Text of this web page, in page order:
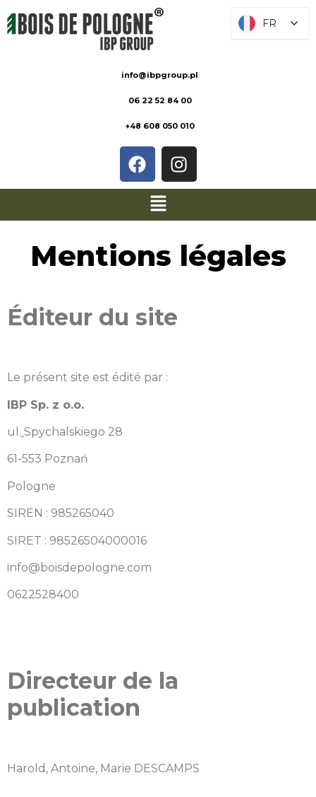
info@ibpgroup.pl
06 22 52 84 00
+48 608 050 010
Mentions légales
Éditeur du site
Le présent site est édité par :
IBP Sp. z o.o.
ul. Spychalskiego 28
61-553 Poznań
Pologne
SIREN : 985265040
SIRET : 98526504000016
info@boisdepologne.com
0622528400
Directeur de la
publication
Harold, Antoine, Marie DESCAMPS
FR
FR